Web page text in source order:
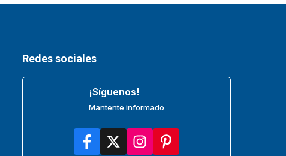
Redes sociales
¡Síguenos!
Mantente informado